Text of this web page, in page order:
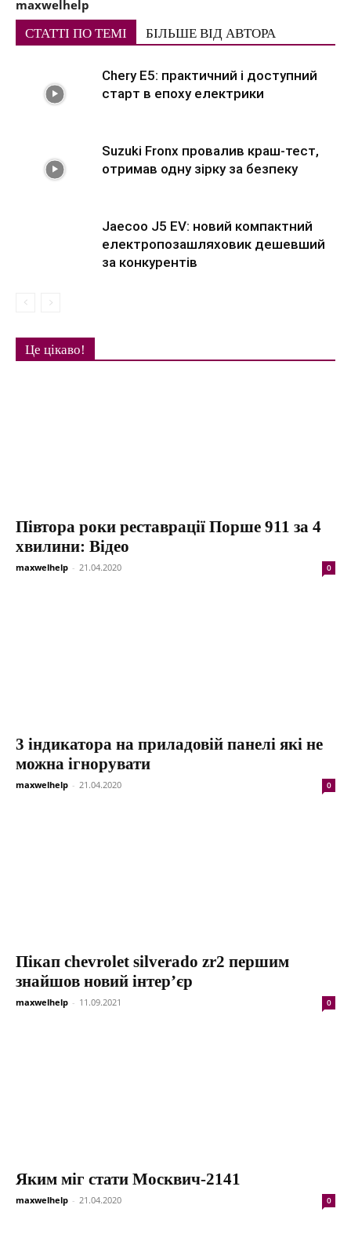
maxwelhelp
СТАТТІ ПО ТЕМІ БІЛЬШЕ ВІД АВТОРА
Chery E5: практичний і доступний
старт в епоху електрики
Suzuki Fronx провалив краш-тест,
отримав одну зірку за безпеку
Jaecoo J5 EV: новий компактний
електропозашляховик дешевший
за конкурентів
Це цікаво!
Півтора роки реставрації Порше 911 за 4
хвилини: Відео
maxwelhelp - 21.04.2020 0
3 індикатора на приладовій панелі які не
можна ігнорувати
maxwelhelp - 21.04.2020 0
Пікап chevrolet silverado zr2 першим
знайшов новий інтер’єр
maxwelhelp - 11.09.2021 0
Яким міг стати Москвич-2141
maxwelhelp - 21.04.2020 0